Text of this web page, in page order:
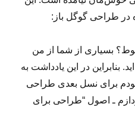
بسیاری از شما از من
بنابراین در این یادداشت به
براساس ۵ اصل خودم برای نسل بعدی طراحی
ـ اصول “طراحی برای